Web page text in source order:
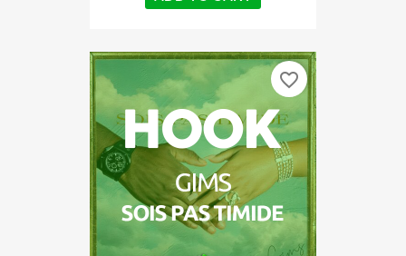
favorite_border